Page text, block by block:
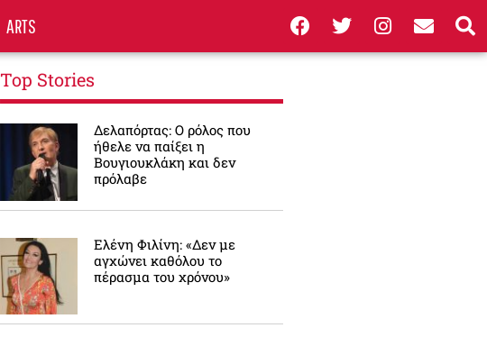
ARTS
Top Stories
Δελαπόρτας: Ο ρόλος που
ήθελε να παίξει η
Βουγιουκλάκη και δεν
πρόλαβε
Ελένη Φιλίνη: «Δεν με
αγχώνει καθόλου το
πέρασμα του χρόνου»